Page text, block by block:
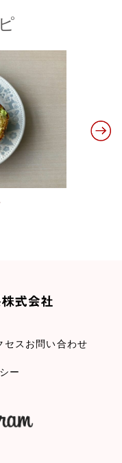
セス お問い合わせ
ー